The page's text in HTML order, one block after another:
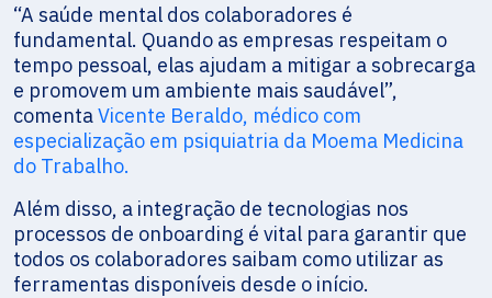
“A saúde mental dos colaboradores é
fundamental. Quando as empresas respeitam o
tempo pessoal, elas ajudam a mitigar a sobrecarga
e promovem um ambiente mais saudável”,
comentaVicente Beraldo, médico com
especialização em psiquiatria da Moema Medicina
do Trabalho.
Além disso, a integração de tecnologias nos
processos de onboarding é vital para garantir que
todos os colaboradores saibam como utilizar as
ferramentas disponíveis desde o início.